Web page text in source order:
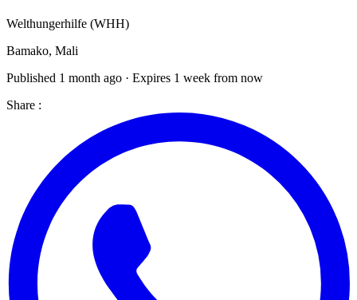
Welthungerhilfe (WHH)
Bamako, Mali
Published 1 month ago · Expires 1 week from now
Share :